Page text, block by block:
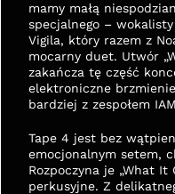
mamy małą
specjalnego –
Vigila, który razem z
mocarny duet. Utwór
zakańcza tę część
elektroniczne
bardziej z zespołem
Tape 4 jest bez
emocjonalnym setem,
Rozpoczyna je „What
perkusyjne. Z